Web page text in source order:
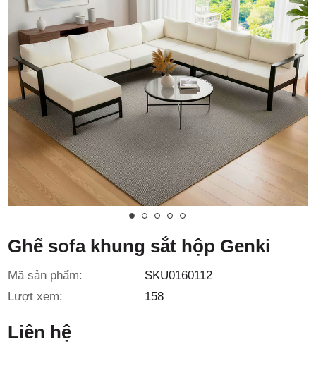
chính:
3/6D, ấp
Tiền Lân,
xã Bà
Ghế sofa khung sắt hộp Genki
Mã sản phẩm:
SKU0160112
Lượt xem:
158
Liên hệ